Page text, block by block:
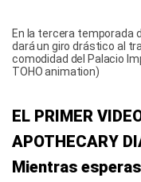
En la tercera temporada
dará un giro drástico al
comodidad del Palacio
TOHO animation)
EL PRIMER
APOTHECARY
Mientras